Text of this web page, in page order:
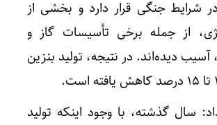
شرایط جنگی قرار دارد و بخشی از
از جمله برخی تأسیسات گاز و
آسیب دیده‌اند. در نتیجه، تولید بنزین
سال گذشته، با وجود اینکه تولید